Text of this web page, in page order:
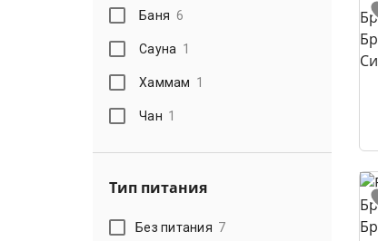
Баня 6
Сауна 1
Хаммам 1
Чан 1
Тип питания
Без питания 7